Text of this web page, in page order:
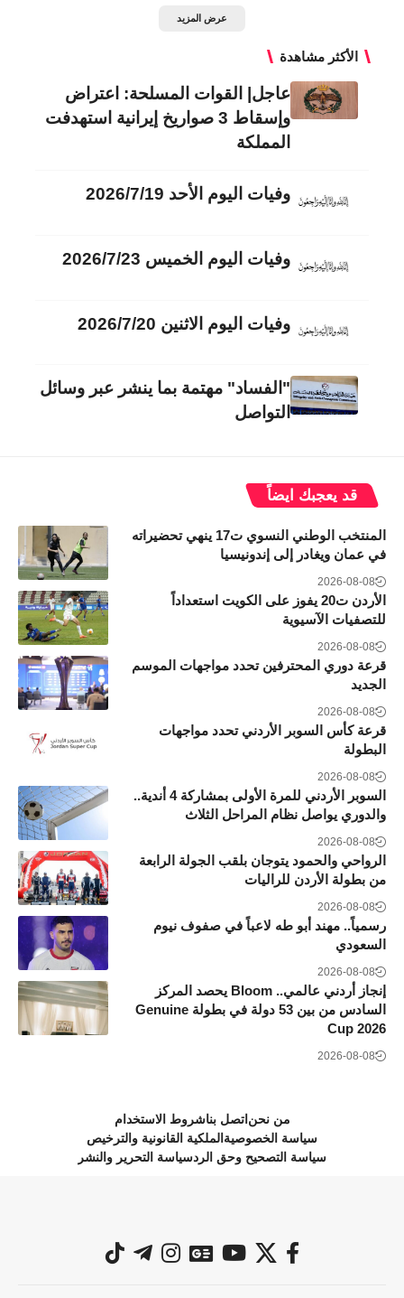
عرض المزيد
الأكثر مشاهدة
عاجل| القوات المسلحة: اعتراض
وإسقاط 3 صواريخ إيرانية استهدفت
المملكة
وفيات اليوم الأحد 2026/7/19
وفيات اليوم الخميس 2026/7/23
وفيات اليوم الاثنين 2026/7/20
"الفساد" مهتمة بما ينشر عبر وسائل
التواصل
قد يعجبك ايضاً
المنتخب الوطني النسوي ت17 ينهي تحضيراته
في عمان ويغادر إلى إندونيسيا
2026-08-08
الأردن ت20 يفوز على الكويت استعداداً
للتصفيات الآسيوية
2026-08-08
قرعة دوري المحترفين تحدد مواجهات الموسم
الجديد
2026-08-08
قرعة كأس السوبر الأردني تحدد مواجهات
البطولة
2026-08-08
السوبر الأردني للمرة الأولى بمشاركة 4 أندية..
والدوري يواصل نظام المراحل الثلاث
2026-08-08
الرواحي والحمود يتوجان بلقب الجولة الرابعة
من بطولة الأردن للراليات
2026-08-08
رسمياً.. مهند أبو طه لاعباً في صفوف نيوم
السعودي
2026-08-08
إنجاز أردني عالمي.. Bloom يحصد المركز
السادس من بين 53 دولة في بطولة Genuine
Cup 2026
2026-08-08
من نحن اتصل بناشروط الاستخدام
سياسة الخصوصية الملكية القانونية والترخيص
سياسة التصحيح وحق الردسياسة التحرير والنشر